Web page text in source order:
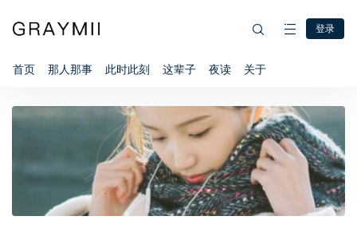
登录
首页 那人那事 此时此刻 这辈子 夜读 关于